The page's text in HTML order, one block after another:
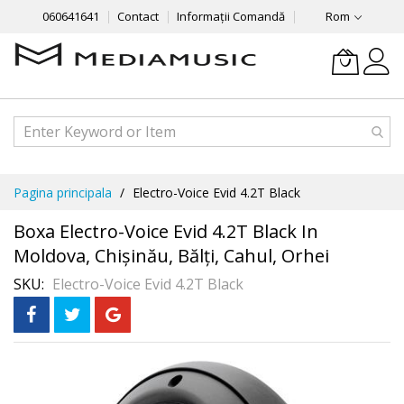
060641641 Contact Informații Comandă Rom
Continut
Pagina principala Electro-Voice Evid 4.2T Black
Boxa Electro-Voice Evid 4.2T Black In
Moldova, Chișinău, Bălți, Cahul, Orhei
SKU Electro-Voice Evid 4.2T Black